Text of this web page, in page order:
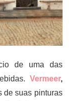
de uma das
Vermeer,
de suas pinturas